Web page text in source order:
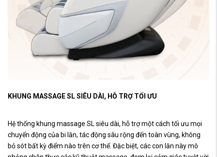
KHUNG MASSAGE SL SIÊU DÀI, HỖ TRỢ TỐI ƯU
Hệ thống khung massage SL siêu dài, hỗ trợ một cách tối ưu mọi
chuyển động của bi lăn, tác động sâu rộng đến toàn vùng, không
bỏ sót bất kỳ điểm nào trên cơ thể. Đặc biệt, các con lăn này mô